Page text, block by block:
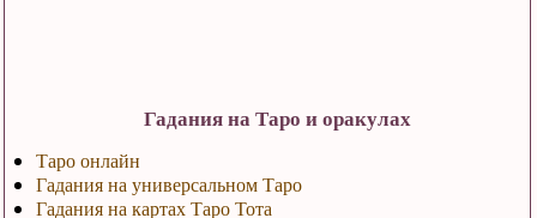
Гадания на Таро и оракулах
Таро онлайн
Гадания на универсальном Таро
Гадания на картах Таро Тота